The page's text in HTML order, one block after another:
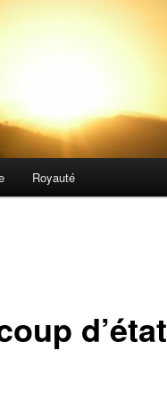
Royauté
d’état